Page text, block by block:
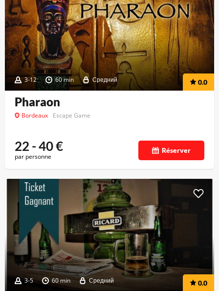
3-12 60 min Средний 0.0
Pharaon
Bordeaux Escape Game
22 - 40€
par personne
Réserver
3-5 60 min Средний 0.0